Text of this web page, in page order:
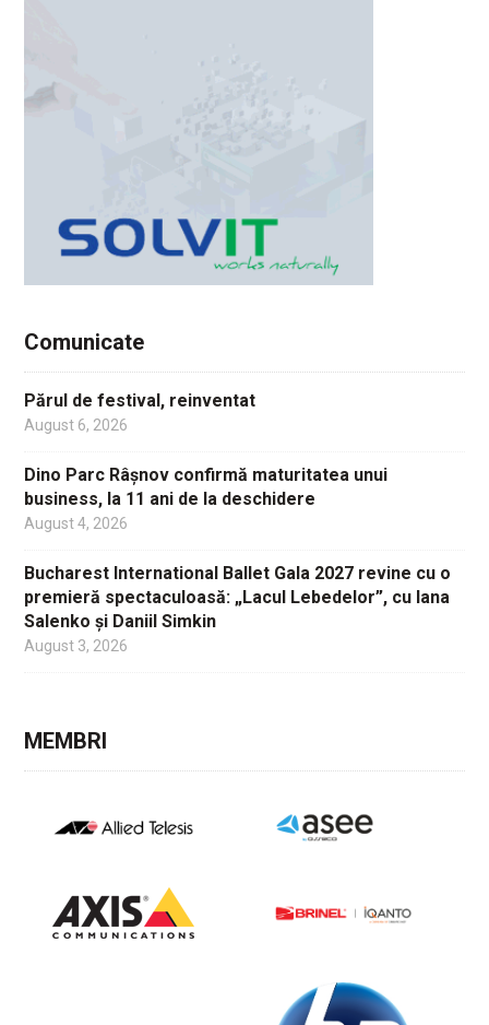
Comunicate
Părul de festival, reinventat
August 6, 2026
Dino Parc Râșnov confirmă maturitatea unui
business, la 11 ani de la deschidere
August 4, 2026
Bucharest International Ballet Gala 2027 revine cu o
premieră spectaculoasă: „Lacul Lebedelor”, cu Iana
Salenko și Daniil Simkin
August 3, 2026
MEMBRI